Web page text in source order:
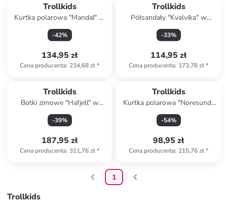
Trollkids
Kurtka polarowa "Mandal" w
kolorze granatowym
-42%
134,95 zł
Cena producenta: 234,68 zł*
Trollkids
Półsandały "Kvalvika" w
kolorze fioletowym
-33%
114,95 zł
Cena producenta: 173,78 zł*
Trollkids
Botki zimowe "Hafjell" w
kolorze bordowym
-39%
187,95 zł
Cena producenta: 311,76 zł*
Trollkids
Kurtka polarowa "Noresund"
w kolorze niebieskim
-54%
98,95 zł
Cena producenta: 215,76 zł*
1
Trollkids